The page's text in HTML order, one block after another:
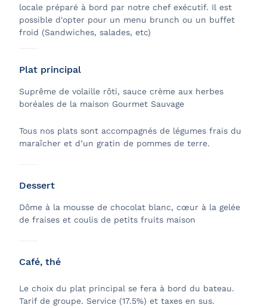
locale préparé à bord par notre chef exécutif. Il est
possible d'opter pour un menu brunch ou un buffet
froid (Sandwiches, salades, etc)
Plat principal
Suprême de volaille rôti, sauce crème aux herbes
boréales de la maison Gourmet Sauvage
Tous nos plats sont accompagnés de légumes frais du
maraîcher et d’un gratin de pommes de terre.
Dessert
Dôme à la mousse de chocolat blanc, cœur à la gelée
de fraises et coulis de petits fruits maison
Café, thé
Le choix du plat principal se fera à bord du bateau.
Tarif de groupe. Service (17.5%) et taxes en sus.